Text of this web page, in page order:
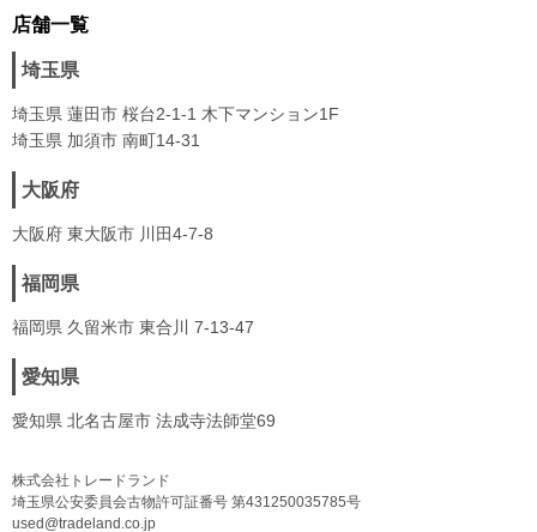
店舗一覧
埼玉県
埼玉県 蓮田市 桜台2-1-1 木下マンション1F
埼玉県 加須市 南町14-31
大阪府
大阪府 東大阪市 川田4-7-8
福岡県
福岡県 久留米市 東合川 7-13-47
愛知県
愛知県 北名古屋市 法成寺法師堂69
株式会社トレードランド
埼玉県公安委員会古物許可証番号 第431250035785号
used@tradeland.co.jp